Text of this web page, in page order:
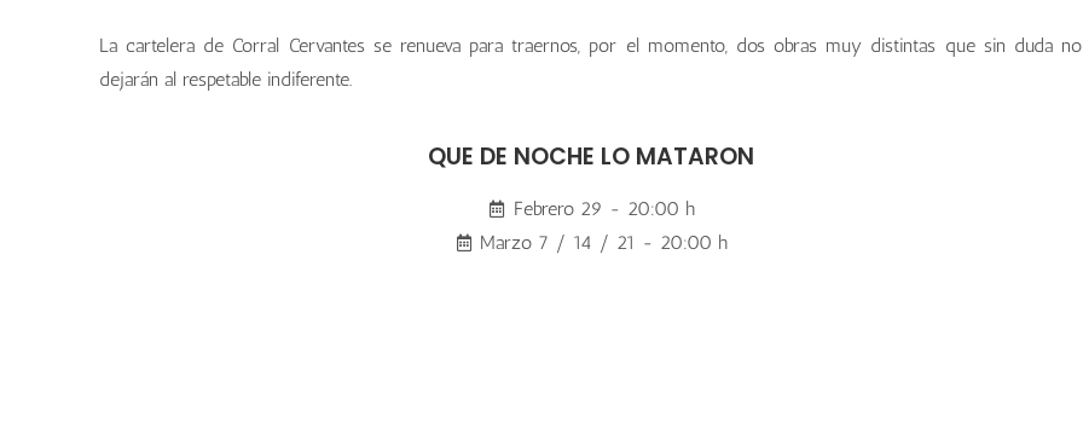
La cartelera de Corral Cervantes se renueva para traernos, por el momento, dos obras muy distintas que sin duda no
dejarán al respetable indiferente.
QUE DE NOCHE LO MATARON
Febrero 29 - 20:00 h
Marzo 7 / 14 / 21 - 20:00 h